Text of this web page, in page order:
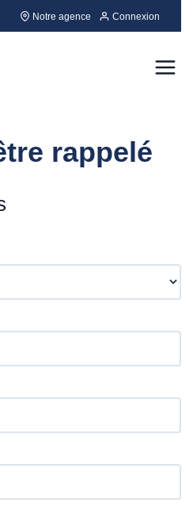
Notre agence Connexion
rappelé